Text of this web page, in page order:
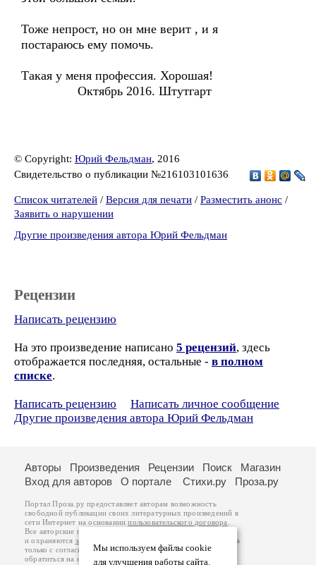
Тоже непрост, но он мне верит , и я
постараюсь ему помочь.
Такая у меня профессия. Хорошая!
Октябрь 2016. Штутгарт
© Copyright: Юрий Фельдман, 2016
Свидетельство о публикации №216103101636
Список читателей / Версия для печати / Разместить анонс /
Заявить о нарушении
Другие произведения автора Юрий Фельдман
Рецензии
Написать рецензию
На это произведение написано 5 рецензий, здесь
отображается последняя, остальные - в полном
списке.
Написать рецензию
Написать личное сообщение
Другие произведения автора Юрий Фельдман
Мы используем файлы cookie
для улучшения работы сайта.
Авторы Произведения Рецензии Поиск
Магазин
Вход для авторов
О портале Стихи.ру Проза.ру
Портал Проза.ру предоставляет авторам возможность
свободной публикации своих литературных произведений в
сети Интернет на основаниипользовательского договора
Все авторские права на произведения принадлежат авторам
и охраняются законом
. Перепечатка произведений возможна
только с согласия его автора, к которому вы можете
обратиться на его авторской странице. Ответственность за